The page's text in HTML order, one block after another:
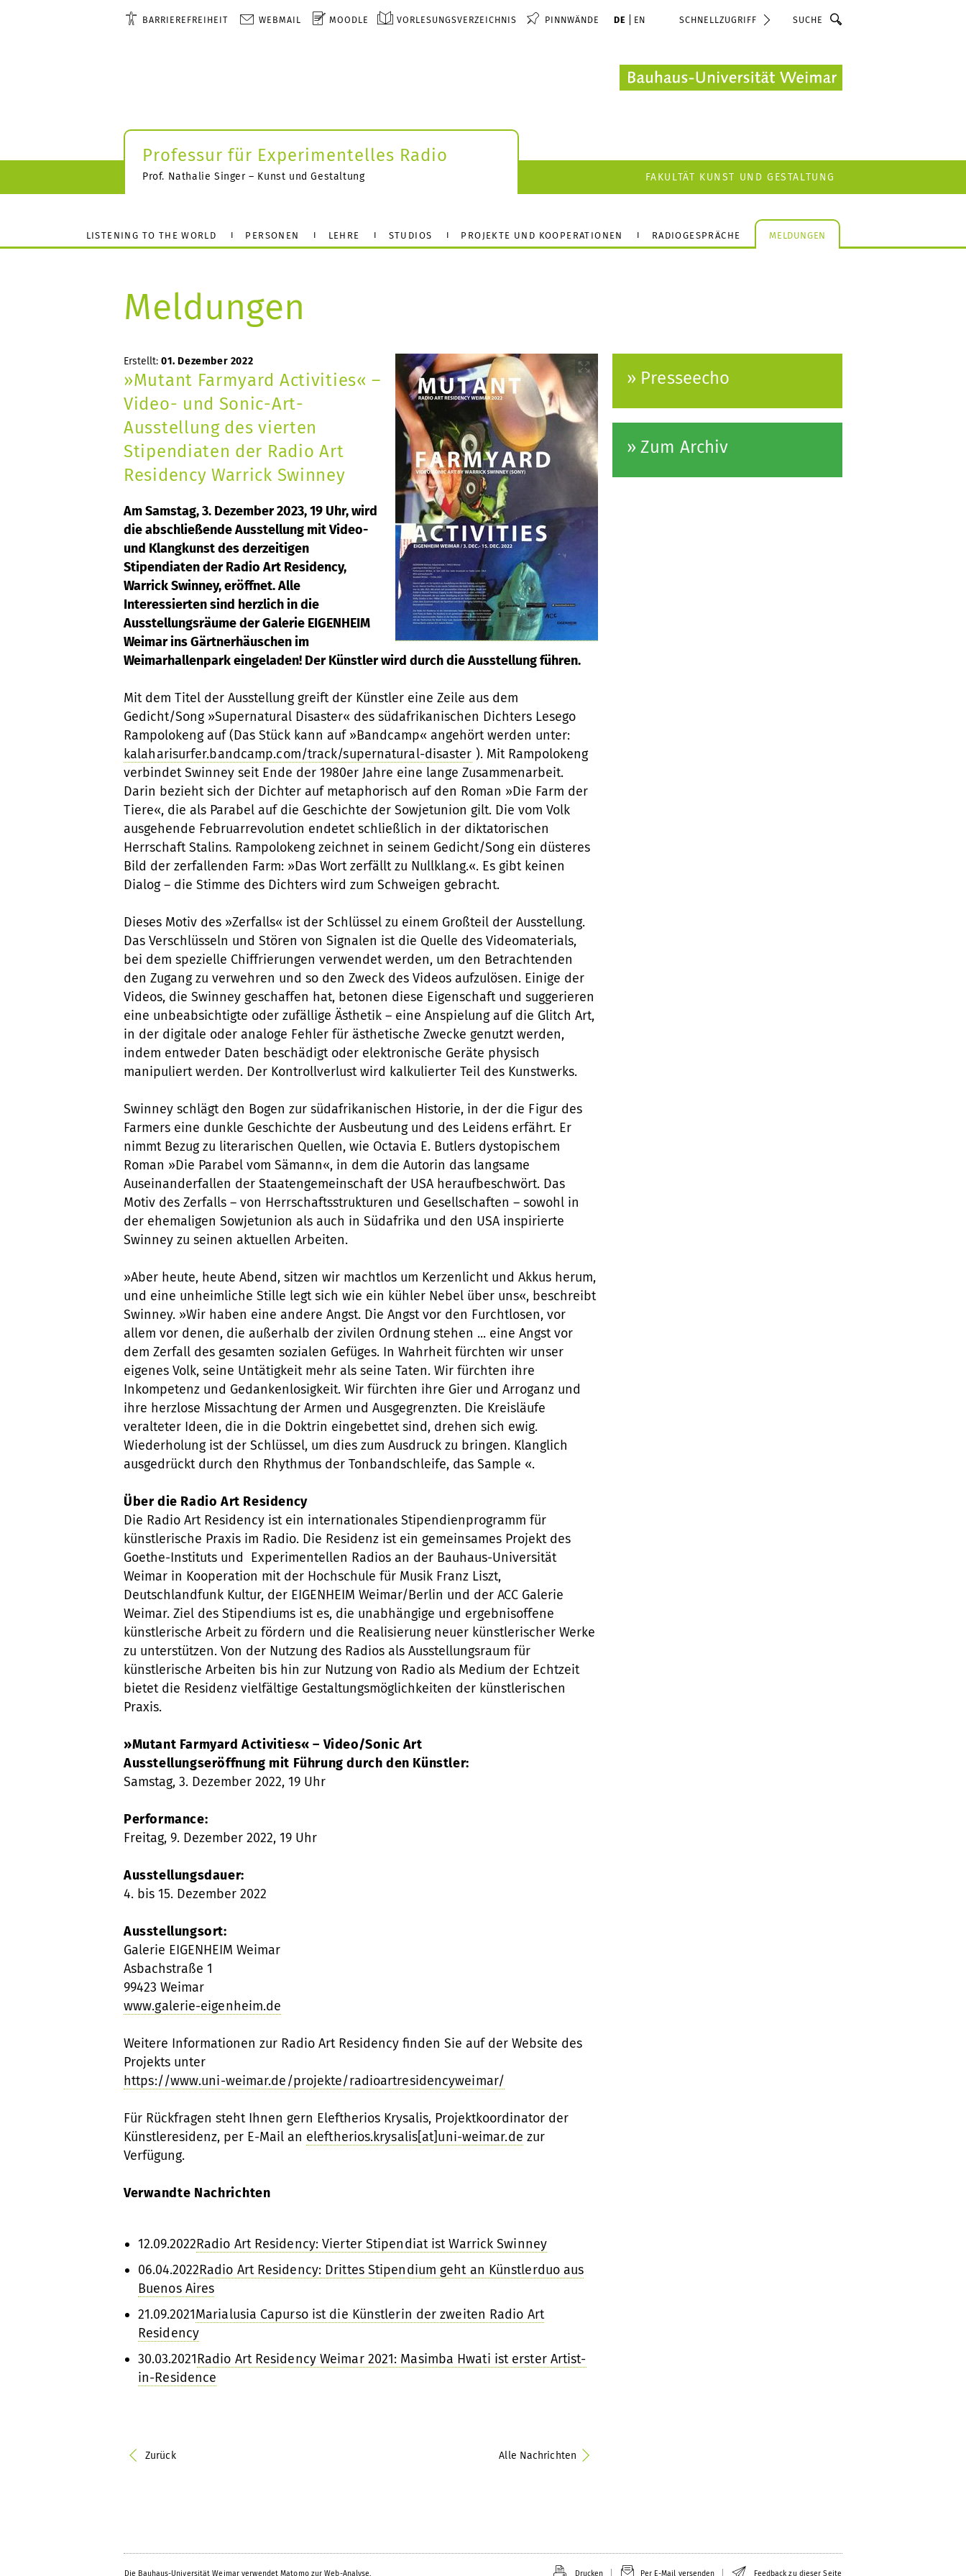
BARRIEREFREIHEIT WEBMAIL MOODLE VORLESUNGSVERZEICHNIS PINNWÄNDE DE EN SCHNELLZUGRIFF Suche
Professur für Experimentelles Radio
Prof. Nathalie Singer – Kunst und Gestaltung FAKULTÄT KUNST UND GESTALTUNG
LISTENING TO THE WORLD PERSONEN LEHRE STUDIOS PROJEKTE UND KOOPERATIONEN RADIOGESPRÄCHE MELDUNGEN
Meldungen
Erstellt: 01. Dezember 2022
»Mutant Farmyard Activities« –
Video- und Sonic-Art-
Ausstellung des vierten
Stipendiaten der Radio Art
Residency Warrick Swinney
Am Samstag, 3. Dezember 2023, 19 Uhr, wird
die abschließende Ausstellung mit Video-
und Klangkunst des derzeitigen
Stipendiaten der Radio Art Residency,
Warrick Swinney, eröffnet. Alle
Interessierten sind herzlich in die
Ausstellungsräume der Galerie EIGENHEIM
Weimar ins Gärtnerhäuschen im
Weimarhallenpark eingeladen! Der Künstler wird durch die Ausstellung führen.
Mit dem Titel der Ausstellung greift der Künstler eine Zeile aus dem
Gedicht/Song »Supernatural Disaster« des südafrikanischen Dichters Lesego
Rampolokeng auf (Das Stück kann auf »Bandcamp« angehört werden unter:
kalaharisurfer.bandcamp.com/track/supernatural-disaster ). Mit Rampolokeng
verbindet Swinney seit Ende der 1980er Jahre eine lange Zusammenarbeit.
Darin bezieht sich der Dichter auf metaphorisch auf den Roman »Die Farm der
Tiere«, die als Parabel auf die Geschichte der Sowjetunion gilt. Die vom Volk
ausgehende Februarrevolution endetet schließlich in der diktatorischen
Herrschaft Stalins. Rampolokeng zeichnet in seinem Gedicht/Song ein düsteres
Bild der zerfallenden Farm: »Das Wort zerfällt zu Nullklang.«. Es gibt keinen
Dialog – die Stimme des Dichters wird zum Schweigen gebracht.
Dieses Motiv des »Zerfalls« ist der Schlüssel zu einem Großteil der Ausstellung.
Das Verschlüsseln und Stören von Signalen ist die Quelle des Videomaterials,
bei dem spezielle Chiffrierungen verwendet werden, um den Betrachtenden
den Zugang zu verwehren und so den Zweck des Videos aufzulösen. Einige der
Videos, die Swinney geschaffen hat, betonen diese Eigenschaft und suggerieren
eine unbeabsichtigte oder zufällige Ästhetik – eine Anspielung auf die Glitch Art,
in der digitale oder analoge Fehler für ästhetische Zwecke genutzt werden,
indem entweder Daten beschädigt oder elektronische Geräte physisch
manipuliert werden. Der Kontrollverlust wird kalkulierter Teil des Kunstwerks.
Swinney schlägt den Bogen zur südafrikanischen Historie, in der die Figur des
Farmers eine dunkle Geschichte der Ausbeutung und des Leidens erfährt. Er
nimmt Bezug zu literarischen Quellen, wie Octavia E. Butlers dystopischem
Roman »Die Parabel vom Sämann«, in dem die Autorin das langsame
Auseinanderfallen der Staatengemeinschaft der USA heraufbeschwört. Das
Motiv des Zerfalls – von Herrschaftsstrukturen und Gesellschaften – sowohl in
der ehemaligen Sowjetunion als auch in Südafrika und den USA inspirierte
Swinney zu seinen aktuellen Arbeiten.
»Aber heute, heute Abend, sitzen wir machtlos um Kerzenlicht und Akkus herum,
und eine unheimliche Stille legt sich wie ein kühler Nebel über uns«, beschreibt
Swinney. »Wir haben eine andere Angst. Die Angst vor den Furchtlosen, vor
allem vor denen, die außerhalb der zivilen Ordnung stehen ... eine Angst vor
dem Zerfall des gesamten sozialen Gefüges. In Wahrheit fürchten wir unser
eigenes Volk, seine Untätigkeit mehr als seine Taten. Wir fürchten ihre
Inkompetenz und Gedankenlosigkeit. Wir fürchten ihre Gier und Arroganz und
ihre herzlose Missachtung der Armen und Ausgegrenzten. Die Kreisläufe
veralteter Ideen, die in die Doktrin eingebettet sind, drehen sich ewig.
Wiederholung ist der Schlüssel, um dies zum Ausdruck zu bringen. Klanglich
ausgedrückt durch den Rhythmus der Tonbandschleife, das Sample «.
Über die Radio Art Residency
Die Radio Art Residency ist ein internationales Stipendienprogramm für
künstlerische Praxis im Radio. Die Residenz ist ein gemeinsames Projekt des
Goethe-Instituts und Experimentellen Radios an der Bauhaus-Universität
Weimar in Kooperation mit der Hochschule für Musik Franz Liszt,
Deutschlandfunk Kultur, der EIGENHEIM Weimar/Berlin und der ACC Galerie
Weimar. Ziel des Stipendiums ist es, die unabhängige und ergebnisoffene
künstlerische Arbeit zu fördern und die Realisierung neuer künstlerischer Werke
zu unterstützen. Von der Nutzung des Radios als Ausstellungsraum für
künstlerische Arbeiten bis hin zur Nutzung von Radio als Medium der Echtzeit
bietet die Residenz vielfältige Gestaltungsmöglichkeiten der künstlerischen
Praxis.
»Mutant Farmyard Activities« – Video/Sonic Art
Ausstellungseröffnung mit Führung durch den Künstler:
Samstag, 3. Dezember 2022, 19 Uhr
Performance:
Freitag, 9. Dezember 2022, 19 Uhr
Ausstellungsdauer:
4. bis 15. Dezember 2022
Ausstellungsort:
Galerie EIGENHEIM Weimar
Asbachstraße 1
99423 Weimar
www.galerie-eigenheim.de
Weitere Informationen zur Radio Art Residency finden Sie auf der Website des
Projekts unter
https://www.uni-weimar.de/projekte/radioartresidencyweimar/
Für Rückfragen steht Ihnen gern Eleftherios Krysalis, Projektkoordinator der
Künstleresidenz, per E-Mail an eleftherios.krysalis[at]uni-weimar.de zur
Verfügung.
Verwandte Nachrichten
12.09.2022Radio Art Residency: Vierter Stipendiat ist Warrick Swinney
06.04.2022Radio Art Residency: Drittes Stipendium geht an Künstlerduo aus
Buenos Aires
21.09.2021Marialusia Capurso ist die Künstlerin der zweiten Radio Art
Residency
30.03.2021Radio Art Residency Weimar 2021: Masimba Hwati ist erster Artist-
in-Residence
Zurück Alle Nachrichten
» Presseecho
» Zum Archiv
Die Bauhaus-Universität Weimar verwendet Matomo zur Web-Analyse. Drucken Per E-Mail versenden Feedback zu dieser Seite